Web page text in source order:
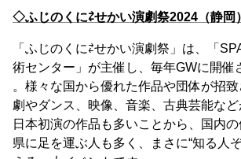
◇ふじのくに⇄せかい演劇祭2024（静
「ふじのくに⇄せかい演劇祭」は、「
術センター」が主催し、毎年GWに開催
。様々な国から優れた作品や団体が招
劇やダンス、映像、音楽、古典芸能など
日本初演の作品も多いことから、国内
県に足を運ぶ人も多く、まさに“知る人